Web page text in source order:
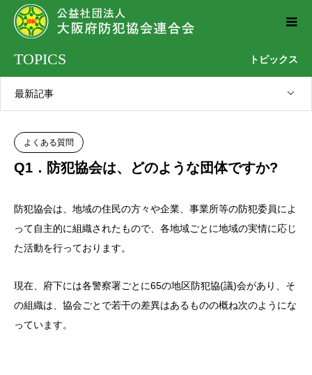
TOPICS トピックス
最新記事
よくある質問
Q1．防犯協会は、どのような団体ですか?
防犯協会は、地域の住民の方々や企業、事業所等の防犯委員によ
って自主的に組織されたもので、各地域ごとに地域の実情に応じ
た活動を行っております。
現在、府下には各警察署ごとに65の地区防犯協(議)会があり、そ
の組織は、協会ごとで若干の差異はあるものの概ね次のようにな
っています。